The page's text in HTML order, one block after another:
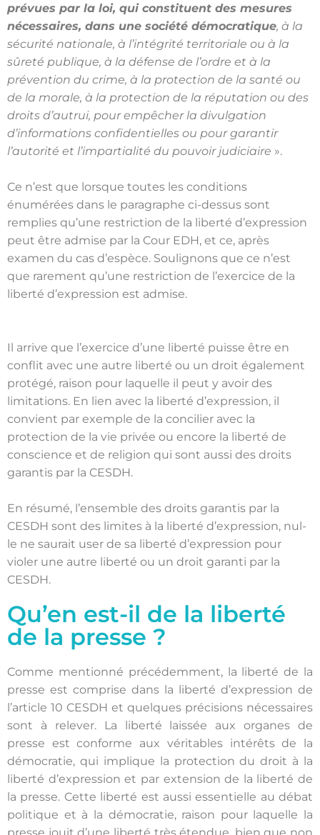
prévues par la loi, qui constituent des mesures
nécessaires, dans une société démocratique, à la
sécurité nationale, à l’intégrité territoriale ou à la
sûreté publique, à la défense de l’ordre et à la
prévention du crime, à la protection de la santé ou
de la morale, à la protection de la réputation ou des
droits d’autrui, pour empêcher la divulgation
d’informations confidentielles ou pour garantir
l’autorité et l’impartialité du pouvoir judiciaire ».
Ce n’est que lorsque toutes les conditions
énumérées dans le paragraphe ci-dessus sont
remplies qu’une restriction de la liberté d’expression
peut être admise par la Cour EDH, et ce, après
examen du cas d’espèce. Soulignons que ce n’est
que rarement qu’une restriction de l’exercice de la
liberté d’expression est admise.
Il arrive que l’exercice d’une liberté puisse être en
conflit avec une autre liberté ou un droit également
protégé, raison pour laquelle il peut y avoir des
limitations. En lien avec la liberté d’expression, il
convient par exemple de la concilier avec la
protection de la vie privée ou encore la liberté de
conscience et de religion qui sont aussi des droits
garantis par la CESDH.
En résumé, l’ensemble des droits garantis par la
CESDH sont des limites à la liberté d’expression, nul-
le ne saurait user de sa liberté d’expression pour
violer une autre liberté ou un droit garanti par la
CESDH.
Qu’en est-il de la liberté
de la presse ?
Comme mentionné précédemment, la liberté de la
presse est comprise dans la liberté d’expression de
l’article 10 CESDH et quelques précisions nécessaires
sont à relever. La liberté laissée aux organes de
presse est conforme aux véritables intérêts de la
démocratie, qui implique la protection du droit à la
liberté d’expression et par extension de la liberté de
la presse. Cette liberté est aussi essentielle au débat
politique et à la démocratie, raison pour laquelle la